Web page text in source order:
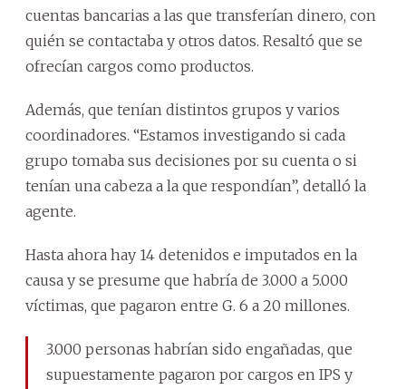
cuentas bancarias a las que transferían dinero, con
quién se contactaba y otros datos. Resaltó que se
ofrecían cargos como productos.
Además, que tenían distintos grupos y varios
coordinadores. “Estamos investigando si cada
grupo tomaba sus decisiones por su cuenta o si
tenían una cabeza a la que respondían”, detalló la
agente.
Hasta ahora hay 14 detenidos e imputados en la
causa y se presume que habría de 3.000 a 5.000
víctimas, que pagaron entre G. 6 a 20 millones.
3.000 personas habrían sido engañadas, que
supuestamente pagaron por cargos en IPS y